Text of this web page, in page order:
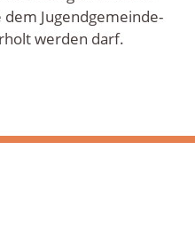
dem Jugend­ge­mein­de­
wer­den darf.